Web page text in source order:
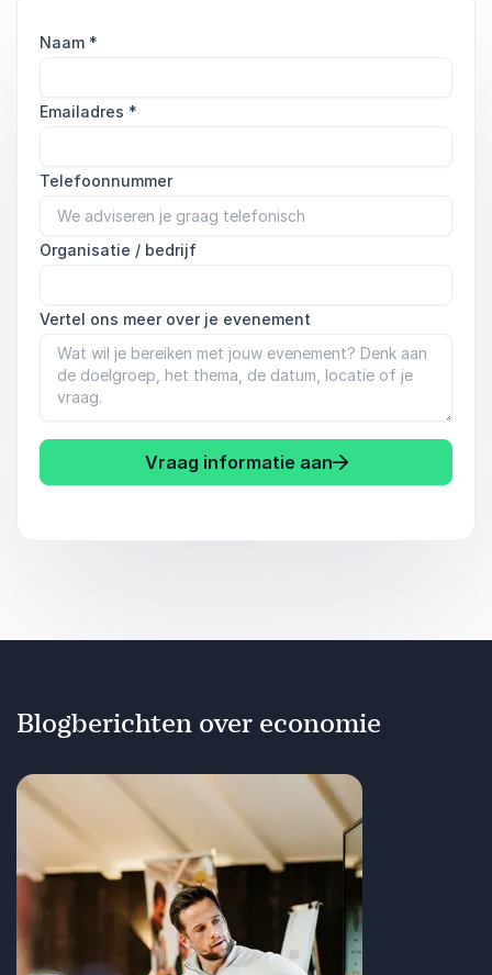
Naam *
Emailadres *
Telefoonnummer
Organisatie / bedrijf
Vertel ons meer over je evenement
Vraag informatie aan
Blogberichten over economie